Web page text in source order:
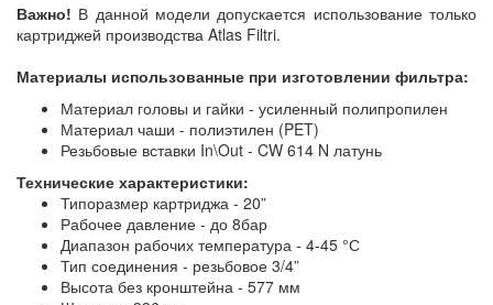
Важно! В данной модели допускается использование только
картриджей производства Atlas Filtri.
Материалы использованные при изготовлении фильтра:
Материал головы и гайки - усиленный полипропилен
Материал чаши - полиэтилен (PET)
Резьбовые вставки In\Out - CW 614 N латунь
Технические характеристики:
Типоразмер картриджа - 20”
Рабочее давление - до 8бар
Диапазон рабочих температура - 4-45 °С
Тип соединения - резьбовое 3/4”
Высота без кронштейна - 577 мм